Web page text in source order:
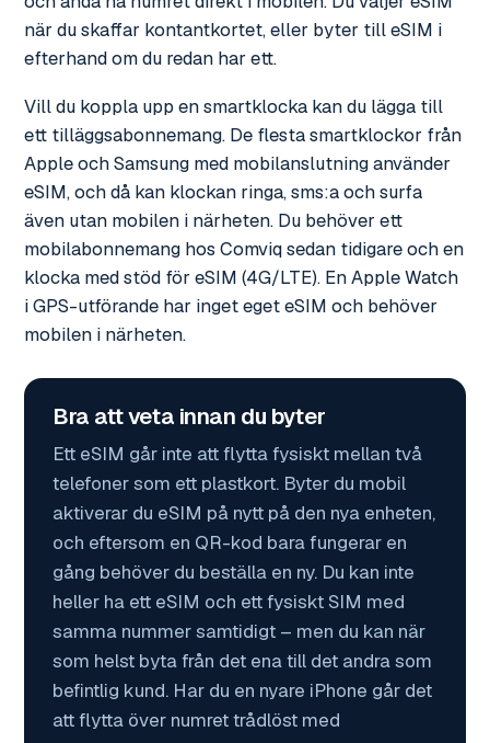
när du skaffar kontantkortet, eller byter till eSIM i
efterhand om du redan har ett.
Vill du koppla upp en smartklocka kan du lägga till
ett tilläggsabonnemang. De flesta smartklockor från
Apple och Samsung med mobilanslutning använder
eSIM, och då kan klockan ringa, sms:a och surfa
även utan mobilen i närheten. Du behöver ett
mobilabonnemang hos Comviq sedan tidigare och en
klocka med stöd för eSIM (4G/LTE). En Apple Watch
i GPS-utförande har inget eget eSIM och behöver
mobilen i närheten.
Bra att veta innan du byter
Ett eSIM går inte att flytta fysiskt mellan två
telefoner som ett plastkort. Byter du mobil
aktiverar du eSIM på nytt på den nya enheten,
och eftersom en QR-kod bara fungerar en
gång behöver du beställa en ny. Du kan inte
heller ha ett eSIM och ett fysiskt SIM med
samma nummer samtidigt – men du kan när
som helst byta från det ena till det andra som
befintlig kund. Har du en nyare iPhone går det
att flytta över numret trådlöst med